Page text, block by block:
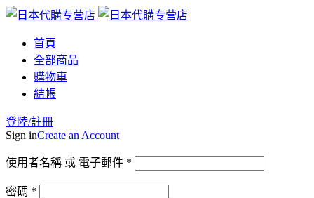
首頁
全部商品
購物車
結帳
登陸/註冊
Sign inCreate an Account
使用者名稱 或 電子郵件 *
密碼 *